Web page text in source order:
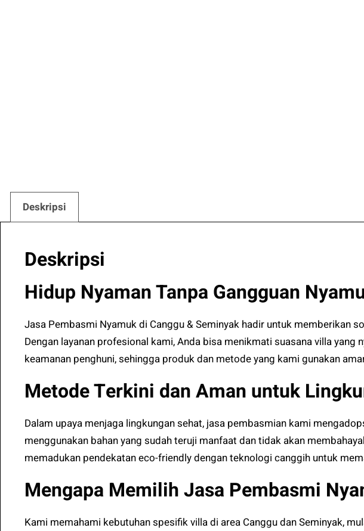
Deskripsi
Deskripsi
Hidup Nyaman Tanpa Gangguan
Jasa Pembasmi Nyamuk di Canggu & Seminyak hadir untuk memberikan
Dengan layanan profesional kami, Anda bisa menikmati suasana villa
keamanan penghuni, sehingga produk dan metode yang kami gunakan
Metode Terkini dan Aman untuk
Dalam upaya menjaga lingkungan sehat, jasa pembasmian kami
menggunakan bahan yang sudah teruji manfaat dan tidak akan
memadukan pendekatan eco-friendly dengan teknologi canggih untuk
Mengapa Memilih Jasa Pembasmi
Kami memahami kebutuhan spesifik villa di area Canggu dan Seminyak,